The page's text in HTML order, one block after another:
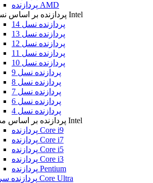
پردازنده AMD
پردازنده بر اساس نسل Intel
پردازنده نسل 14
پردازنده نسل 13
پردازنده نسل 12
پردازنده نسل 11
پردازنده نسل 10
پردازنده نسل 9
پردازنده نسل 8
پردازنده نسل 7
پردازنده نسل 6
پردازنده نسل 4
پردازنده بر اساس مدل Intel
پردازنده Core i9
پردازنده Core i7
پردازنده Core i5
پردازنده Core i3
پردازنده Pentium
پردازنده سری Core Ultra